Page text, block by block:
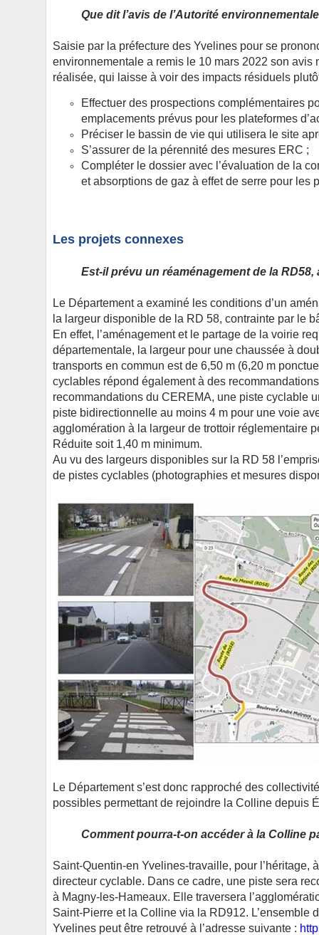
Que dit l’avis de l’Autorité
Saisie par la préfecture des Yvelines pour se
environnementale a remis le 10 mars 2022 son avis
réalisée, qui laisse à voir des impacts résiduels
Effectuer des prospections complémentaires
emplacements prévus pour les plateformes
Préciser le bassin de vie qui utilisera le site
S’assurer de la pérennité des mesures ERC ;
Compléter le dossier avec l’évaluation de la
et absorptions de gaz à effet de serre pour les
Les projets connexes
Est-il prévu un réaménagement de la
Le Département a examiné les conditions d’un
la largeur disponible de la RD 58, contrainte par le
En effet, l’aménagement et le partage de la voirie
départementale, la largeur pour une chaussée à
transports en commun est de 6,50 m (6,20 m
cyclables répond également à des
recommandations du CEREMA, une piste cyclable
piste bidirectionnelle au moins 4 m pour une voie
agglomération à la largeur de trottoir réglementaire
Réduite soit 1,40 m minimum.
Au vu des largeurs disponibles sur la RD 58
de pistes cyclables (photographies et mesures
Le Département s’est donc rapproché des
possibles permettant de rejoindre la Colline depuis
Comment pourra-t-on accéder à la Colline
Saint-Quentin-en Yvelines-travaille, pour
directeur cyclable. Dans ce cadre, une piste sera
à Magny-les-Hameaux. Elle traversera
Saint-Pierre et la Colline via la RD912. L’ensemble
Yvelines peut être retrouvé à l’adresse suivante :